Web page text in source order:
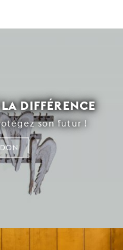
DIFFÉRENCE
son futur !